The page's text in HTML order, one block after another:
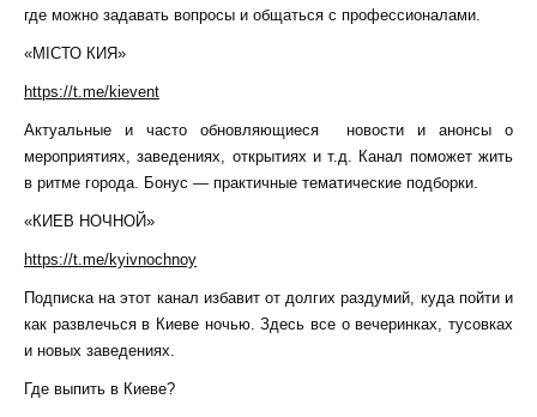
где можно задавать вопросы и общаться с профессионалами.
«МІСТО КИЯ»
https://t.me/kievent
Актуальные и часто обновляющиеся новости и анонсы о
мероприятиях, заведениях, открытиях и т.д. Канал поможет жить
в ритме города. Бонус — практичные тематические подборки.
«КИЕВ НОЧНОЙ»
https://t.me/kyivnochnoy
Подписка на этот канал избавит от долгих раздумий, куда пойти и
как развлечься в Киеве ночью. Здесь все о вечеринках, тусовках
и новых заведениях.
Где выпить в Киеве?